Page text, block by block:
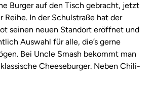
Burger auf den Tisch gebracht, jetzt
Reihe. In der Schulstraße hat der
seinen neuen Standort eröffnet und
Auswahl für alle, die’s gerne
Bei Uncle Smash bekommt man
Cheeseburger. Neben Chili-